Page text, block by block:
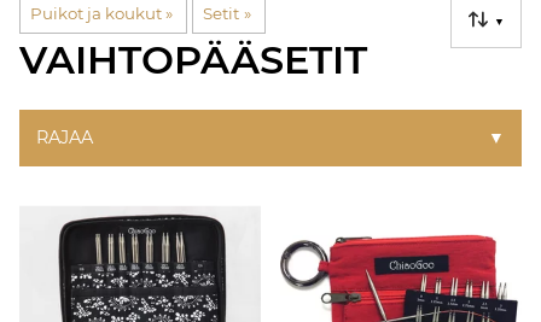
Puikot ja koukut‪» Setit ‪» ▼
VAIHTOPÄÄSETIT
RAJAA ▼